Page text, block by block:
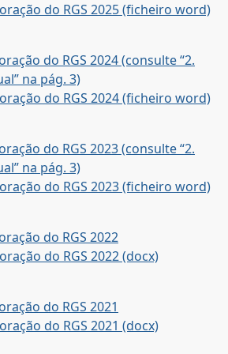
do RGS 2025 (ficheiro word)
do RGS 2024 (consulte “2.
na pág. 3)
do RGS 2024 (ficheiro word)
do RGS 2023 (consulte “2.
na pág. 3)
do RGS 2023 (ficheiro word)
do RGS 2022
do RGS 2022 (docx)
do RGS 2021
do RGS 2021 (docx)